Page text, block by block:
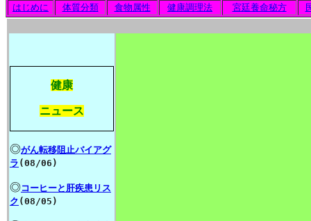
はじめに 体質分類 食物属性 健康調理法 宮廷養命秘方
健康
ニュース
◎がん転移阻止バイアグ
ラ (08/06)
◎コーヒーと肝疾患リス
ク (08/05)